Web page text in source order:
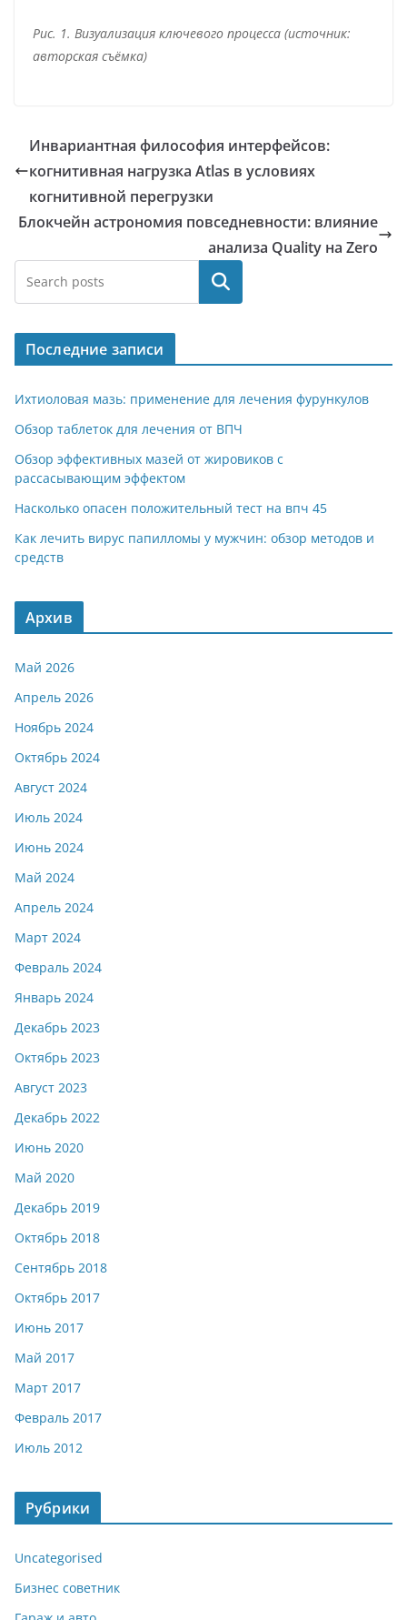
Рис. 1. Визуализация ключевого процесса (источник:
авторская съёмка)
Инвариантная философия интерфейсов:
когнитивная нагрузка Atlas в условиях
когнитивной перегрузки
Блокчейн астрономия повседневности: влияние
анализа Quality на Zero
Поиск
Последние записи
Ихтиоловая мазь: применение для лечения фурункулов
Обзор таблеток для лечения от ВПЧ
Обзор эффективных мазей от жировиков с
рассасывающим эффектом
Насколько опасен положительный тест на впч 45
Как лечить вирус папилломы у мужчин: обзор методов и
средств
Архив
Май 2026
Апрель 2026
Ноябрь 2024
Октябрь 2024
Август 2024
Июль 2024
Июнь 2024
Май 2024
Апрель 2024
Март 2024
Февраль 2024
Январь 2024
Декабрь 2023
Октябрь 2023
Август 2023
Декабрь 2022
Июнь 2020
Май 2020
Декабрь 2019
Октябрь 2018
Сентябрь 2018
Октябрь 2017
Июнь 2017
Май 2017
Март 2017
Февраль 2017
Июль 2012
Рубрики
Uncategorised
Бизнес советник